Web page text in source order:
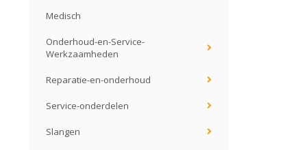
Medisch
Onderhoud-en-Service-
Werkzaamheden
Reparatie-en-onderhoud
Service-onderdelen
Slangen